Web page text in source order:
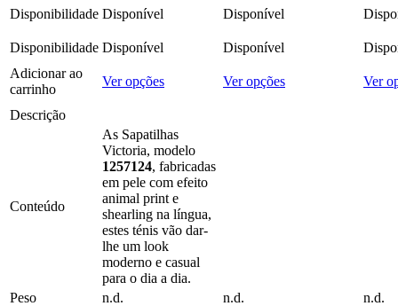
original
79.90 €.
23.97 €.
original
119.80 €. 71.88 €.
Disponibilidade Disponível Disponível
Disponibilidade Disponível Disponível
Adicionar ao
carrinho
Ver opçõesThis
variants.
The
options
may
be
chosen
on
the
product
page
Ver opçõesThis
Ver
Descrição
Conteúdo
As Sapatilhas
Victoria, modelo
1257124, fabricadas
em pele com efeito
animal print e
shearling na língua,
estes ténis vão dar-
lhe um look
moderno e casual
para o dia a dia.
Peso
n.d. n.d.
n.d.